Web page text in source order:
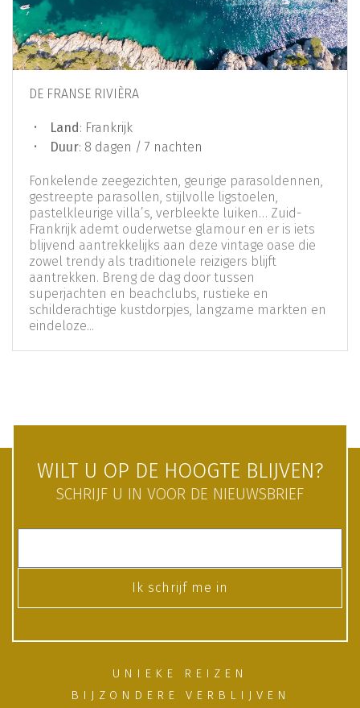
DE FRANSE RIVIÈRA
Land: Frankrijk
Duur: 8 dagen / 7 nachten
Fonkelende zeegezichten, geurige parasoldennen,
gestreepte parasollen, stijlvolle ligstoelen,
pastelkleurige villa’s, verbleekte luiken… Zuid-
Frankrijk ademt ouderwetse glamour en er is iets
blijvend aantrekkelijks aan deze vintage oase die
zowel trendy als traditionele reizigers blijft
aantrekken. Breng de dag door tussen
superjachten en beachclubs, rustieke en
schilderachtige kustdorpjes, langzame markten en
eindeloze...
WILT U OP DE HOOGTE BLIJVEN?
SCHRIJF U IN VOOR DE NIEUWSBRIEF
Ik schrijf me in
UNIEKE REIZEN
BIJZONDERE VERBLIJVEN